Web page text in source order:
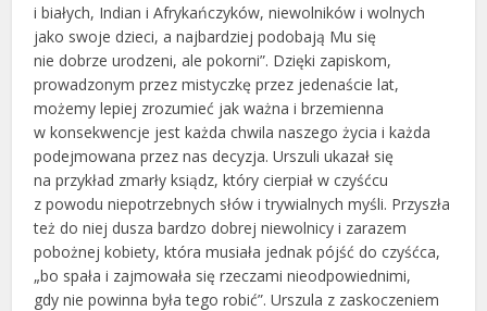
i białych, Indian i Afrykańczyków, niewolników i wolnych
jako swoje dzieci, a najbardziej podobają Mu się
nie dobrze urodzeni, ale pokorni”. Dzięki zapiskom,
prowadzonym przez mistyczkę przez jedenaście lat,
możemy lepiej zrozumieć jak ważna i brzemienna
w konsekwencje jest każda chwila naszego życia i każda
podejmowana przez nas decyzja. Urszuli ukazał się
na przykład zmarły ksiądz, który cierpiał w czyśćcu
z powodu niepotrzebnych słów i trywialnych myśli. Przyszła
też do niej dusza bardzo dobrej niewolnicy i zarazem
pobożnej kobiety, która musiała jednak pójść do czyśćca,
„bo spała i zajmowała się rzeczami nieodpowiednimi,
gdy nie powinna była tego robić”. Urszula z zaskoczeniem